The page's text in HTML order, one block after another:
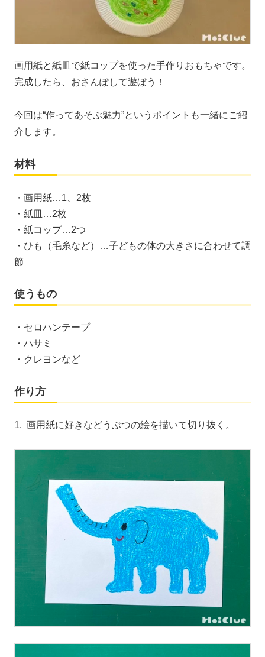
画用紙と紙皿で紙コップを使った手作りおもちゃです。
完成したら、おさんぽして遊ぼう！
今回は“作ってあそぶ魅力”というポイントも一緒にご紹
介します。
材料
・画用紙…1、2枚
・紙皿…2枚
・紙コップ…2つ
・ひも（毛糸など）…子どもの体の大きさに合わせて調
節
使うもの
・セロハンテープ
・ハサミ
・クレヨンなど
作り方
1. 画用紙に好きなどうぶつの絵を描いて切り抜く。